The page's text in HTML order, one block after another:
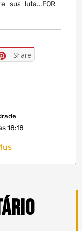
sua luta...FOR
Share
18:18